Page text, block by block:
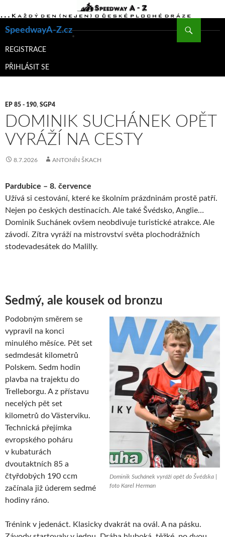
SpeedwayA-Z.cz
K
WEBU
REGISTRACE
PŘIHLÁSIT SE
EP 85 - 190, SGP4
DOMINIK SUCHÁNEK OPĚT
VYRÁŽÍ NA CESTY
8.7.2026 ANTONÍN ŠKACH
Pardubice – 8. července
Užívá si cestování, které ke školním prázdninám prostě patří.
Nejen po českých destinacích. Ale také Švédsko, Anglie…
Dominik Suchánek ovšem neobdivuje turistické atrakce. Ale
závodí. Zítra vyráží na mistrovství světa plochodrážních
stodevadesátek do Malilly.
Sedmý, ale kousek od bronzu
Dominik Suchánek vyráží opět do Švédska |
foto Karel Herman
Podobným směrem se
vypravil na konci
minulého měsíce. Pět set
sedmdesát kilometrů
Polskem. Sedm hodin
plavba na trajektu do
Trelleborgu. A z přístavu
necelých pět set
kilometrů do Västerviku.
Technická přejímka
evropského poháru
v kubaturách
dvoutaktních 85 a
čtyřdobých 190 ccm
začínala již úderem sedmé
hodiny ráno.
Trénink v jedenáct. Klasicky dvakrát na ovál. A na pásku.